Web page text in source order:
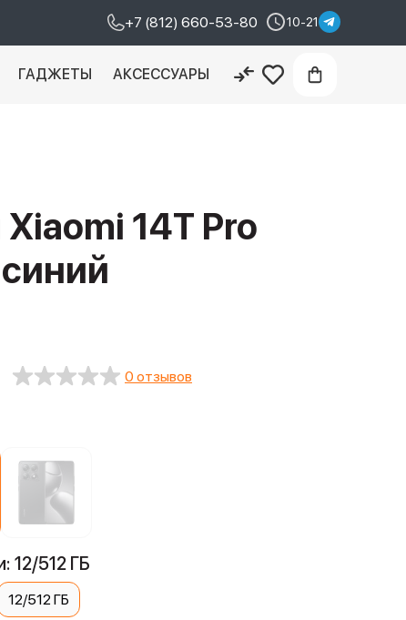
+7 (812) 660-53-80 10-21
ГАДЖЕТЫ АКСЕССУАРЫ
14T Pro
0 отзывов
12/512 ГБ
12/512 ГБ